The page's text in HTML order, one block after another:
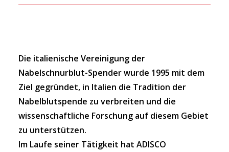
Die italienische Vereinigung der
Nabelschnurblut-Spender wurde 1995 mit dem
Ziel gegründet, in Italien die Tradition der
Nabelblutspende zu verbreiten und die
wissenschaftliche Forschung auf diesem Gebiet
zu unterstützen.
Im Laufe seiner Tätigkeit hat ADISCO